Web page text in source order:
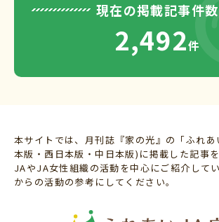
現在の掲載記事件数
2,492件
本サイトでは、月刊誌『家の光』の「ふれ
本版・西日本版・中日本版)に掲載した記事を
JAやJA女性組織の活動を中心にご紹介して
からの活動の参考にしてください。